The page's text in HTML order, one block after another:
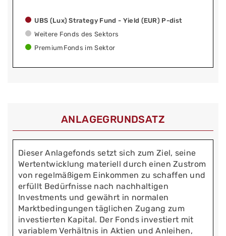
UBS (Lux) Strategy Fund - Yield (EUR) P-dist
Weitere Fonds des Sektors
PremiumFonds im Sektor
ANLAGEGRUNDSATZ
Dieser Anlagefonds setzt sich zum Ziel, seine
Wertentwicklung materiell durch einen Zustrom
von regelmäßigem Einkommen zu schaffen und
erfüllt Bedürfnisse nach nachhaltigen
Investments und gewährt in normalen
Marktbedingungen täglichen Zugang zum
investierten Kapital. Der Fonds investiert mit
variablem Verhältnis in Aktien und Anleihen,